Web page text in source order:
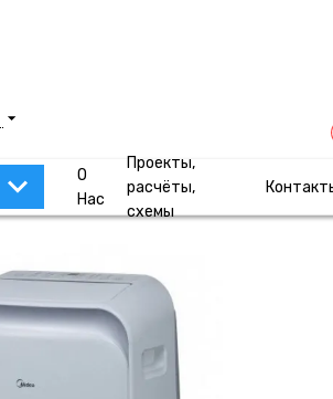
О
Нас
Проекты,
расчёты,
схемы